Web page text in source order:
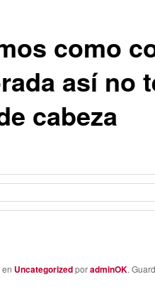
como
así no
cabeza
UncategorizedporadminOK.